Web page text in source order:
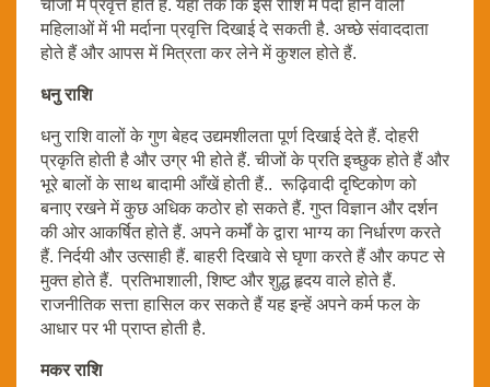
चीजों में प्रवृत्त होते हैं. यहां तक कि इस राशि में पैदा होने वाली
महिलाओं में भी मर्दाना प्रवृत्ति दिखाई दे सकती है. अच्छे संवाददाता
होते हैं और आपस में मित्रता कर लेने में कुशल होते हैं.
धनु राशि
धनु राशि वालों के गुण बेहद उद्यमशीलता पूर्ण दिखाई देते हैं. दोहरी
प्रकृति होती है और उग्र भी होते हैं. चीजों के प्रति इच्छुक होते हैं और
भूरे बालों के साथ बादामी आँखें होती हैं.. रूढ़िवादी दृष्टिकोण को
बनाए रखने में कुछ अधिक कठोर हो सकते हैं. गुप्त विज्ञान और दर्शन
की ओर आकर्षित होते हैं. अपने कर्मों के द्वारा भाग्य का निर्धारण करते
हैं. निर्दयी और उत्साही हैं. बाहरी दिखावे से घृणा करते हैं और कपट से
मुक्त होते हैं. प्रतिभाशाली, शिष्ट और शुद्ध हृदय वाले होते हैं.
राजनीतिक सत्ता हासिल कर सकते हैं यह इन्हें अपने कर्म फल के
आधार पर भी प्राप्त होती है.
मकर राशि